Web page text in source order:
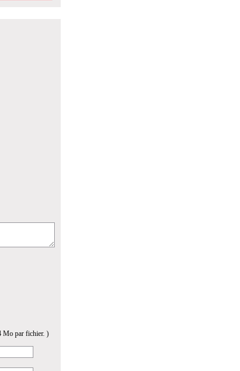
Mo par fichier. )